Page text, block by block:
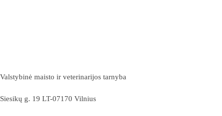
Valstybinė maisto ir veterinarijos tarnyba
Siesikų g. 19 LT-07170 Vilnius